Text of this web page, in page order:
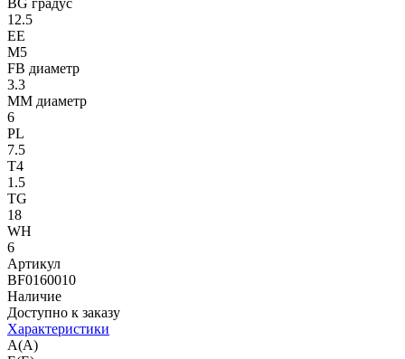
12.5
EE
M5
FB диаметр
3.3
MM диаметр
6
PL
7.5
T4
1.5
TG
18
WH
6
Артикул
BF0160010
Наличие
Доступно к заказу
Характеристики
A(A)